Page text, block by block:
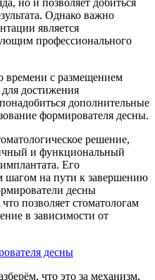
Однако важно
является
профессионального
времени с размещением
для достижения
дополнительные
формирователя десны.
решение,
и функциональный
Его
шагом на пути к завершению
десны
позволяет стоматологам
в зависимости от
десны
что это за механизм,